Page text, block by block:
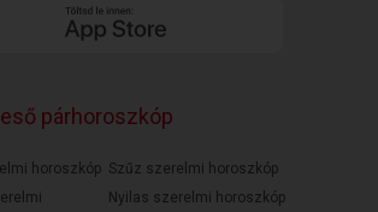
párhoroszkóp
horoszkóp Szűz szerelmi horoszkóp
Nyilas szerelmi horoszkóp